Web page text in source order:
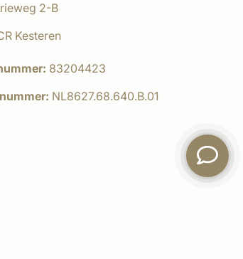
2-B
Kesteren
83204423
NL8627.68.640.B.01